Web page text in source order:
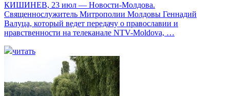
КИШИНЕВ, 23 июл — Новости-Молдова.
Священнослужитель Митрополии Молдовы Геннадий
Валуца, который ведет передачу о православии и
нравственности на телеканале NTV-Moldova, …
читать